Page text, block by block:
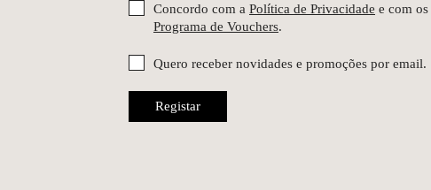
Concordo com a Política de Privacidade e com os
Programa de Vouchers.
Quero receber novidades e promoções por email.
Registar